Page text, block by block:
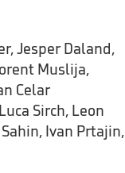
Jesper Daland,
Muslija,
Celar
Sirch, Leon
Ivan Prtajin,